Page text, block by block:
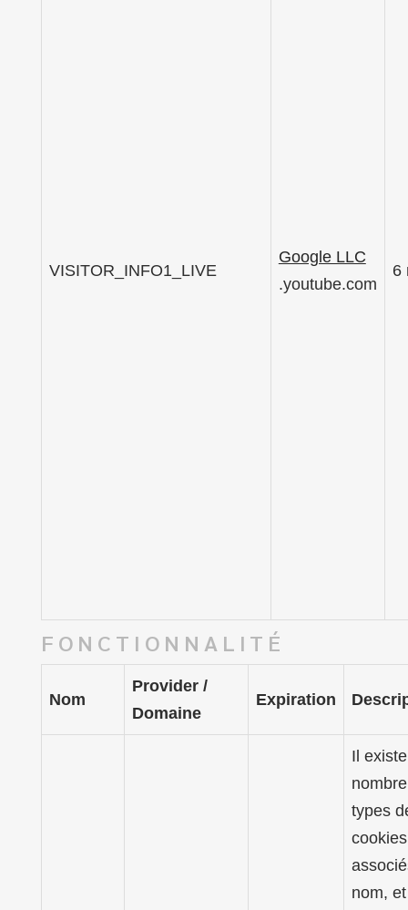
VISITOR_INFO1_LIVE
Google LLC
.youtube.com
6
FONCTIONNALITÉ
Nom
Provider /
Domaine
Expiration
Il
types
cookies
nom,